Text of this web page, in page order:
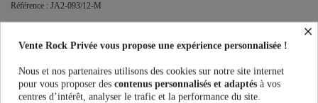
Référence : JA2-093/12-M
prix. Vente Rock Privée le spécialiste de la mode alternative pour les
Ce produit n'est plus en stock
×
Vente Rock Privée vous propose une expérience personnalisée !
Nous et nos partenaires utilisons des cookies sur notre site internet
pour vous proposer des contenus personnalisés et adaptés à vos
centres d’intérêt, analyser le trafic et la performance du site.